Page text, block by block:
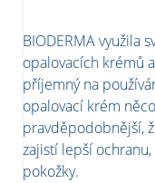
BIODERMA využila
opalovacích krémů
příjemný na
opalovací krém
pravděpodobnější,
zajistí lepší
pokožky.